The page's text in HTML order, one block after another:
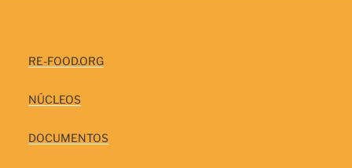
RE-FOOD.ORG
NÚCLEOS
DOCUMENTOS